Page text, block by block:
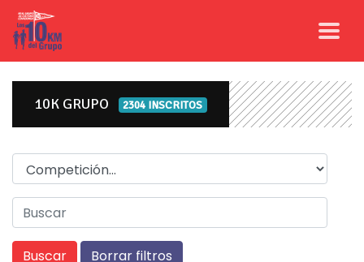
10K GRUPO 2304 INSCRITOS
Competicion